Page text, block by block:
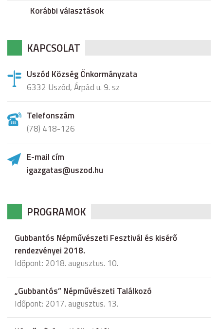
Korábbi választások
KAPCSOLAT
Uszód Község Önkormányzata
6332 Uszód, Árpád u. 9. sz
Telefonszám
(78) 418-126
E-mail cím
igazgatas@uszod.hu
PROGRAMOK
Gubbantós Népművészeti Fesztivál és kisérő
rendezvényei 2018.
Időpont: 2018. augusztus. 10.
„Gubbantós” Népművészeti Találkozó
Időpont: 2017. augusztus. 13.